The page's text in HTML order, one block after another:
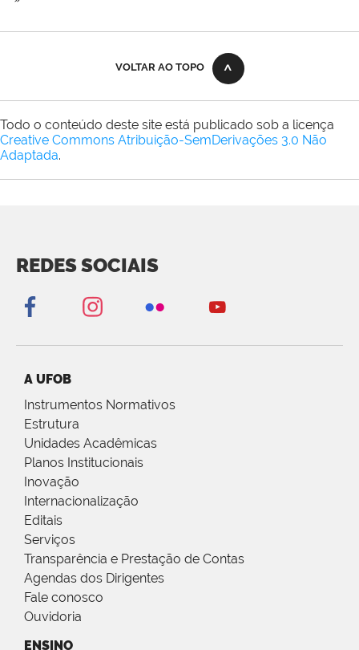
VOLTAR AO TOPO
Todo o conteúdo deste site está publicado sob a licença
Creative Commons Atribuição-SemDerivações 3.0 Não
Adaptada.
REDES SOCIAIS
A UFOB
Instrumentos Normativos
Estrutura
Unidades Acadêmicas
Planos Institucionais
Inovação
Internacionalização
Editais
Serviços
Transparência e Prestação de Contas
Agendas dos Dirigentes
Fale conosco
Ouvidoria
ENSINO